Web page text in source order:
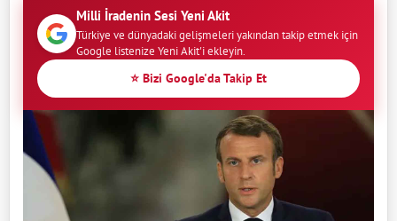
Milli İradenin Sesi Yeni Akit
Türkiye ve dünyadaki gelişmeleri yakından takip etmek için
Google listenize Yeni Akit'i ekleyin.
⭐ Bizi Google'da Takip Et